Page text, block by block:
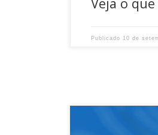
Publicado 10 de